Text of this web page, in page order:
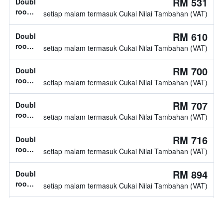
double
room,
katil
double
setiap malam termasuk Cukai Nilai Tambahan (VAT)
Double
room,
katil
double
RM 610
setiap malam termasuk Cukai Nilai Tambahan (VAT)
Double
room,
katil
double
RM 700
setiap malam termasuk Cukai Nilai Tambahan (VAT)
Double
room,
katil
double
RM 707
setiap malam termasuk Cukai Nilai Tambahan (VAT)
Double
room,
katil
tidak
diketahui
RM 716
setiap malam termasuk Cukai Nilai Tambahan (VAT)
Double
room,
RM 894
setiap malam termasuk Cukai Nilai Tambahan (VAT)